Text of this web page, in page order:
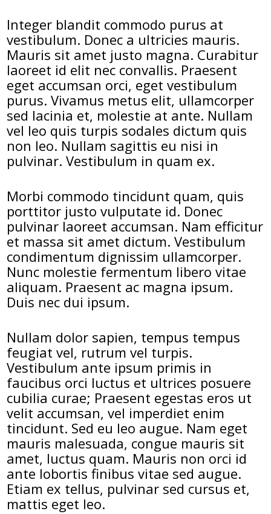
Integer blandit commodo purus at
vestibulum. Donec a ultricies mauris.
Mauris sit amet justo magna. Curabitur
laoreet id elit nec convallis. Praesent
eget accumsan orci, eget vestibulum
purus. Vivamus metus elit, ullamcorper
sed lacinia et, molestie at ante. Nullam
vel leo quis turpis sodales dictum quis
non leo. Nullam sagittis eu nisi in
pulvinar. Vestibulum in quam ex.
Morbi commodo tincidunt quam, quis
porttitor justo vulputate id. Donec
pulvinar laoreet accumsan. Nam efficitur
et massa sit amet dictum. Vestibulum
condimentum dignissim ullamcorper.
Nunc molestie fermentum libero vitae
aliquam. Praesent ac magna ipsum.
Duis nec dui ipsum.
Nullam dolor sapien, tempus tempus
feugiat vel, rutrum vel turpis.
Vestibulum ante ipsum primis in
faucibus orci luctus et ultrices posuere
cubilia curae; Praesent egestas eros ut
velit accumsan, vel imperdiet enim
tincidunt. Sed eu leo augue. Nam eget
mauris malesuada, congue mauris sit
amet, luctus quam. Mauris non orci id
ante lobortis finibus vitae sed augue.
Etiam ex tellus, pulvinar sed cursus et,
mattis eget leo.